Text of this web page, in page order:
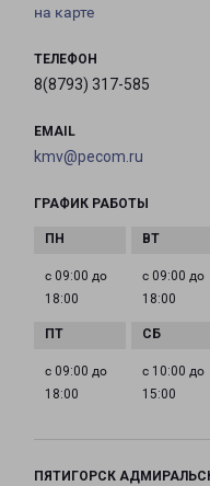
на карте
ТЕЛЕФОН
8(8793) 317-585
EMAIL
kmv@pecom.ru
ГРАФИК РАБОТЫ
с 09:00 до
18:00
с 09:00 до
18:00
с 09:00 до
18:00
с 10:00 до
15:00
ПЯТИГОРСК